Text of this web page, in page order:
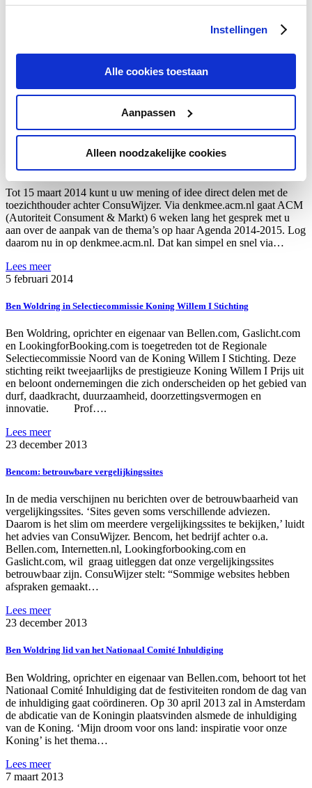
Instellingen
Alle cookies toestaan
Aanpassen
Alleen noodzakelijke cookies
Zoals jullie waarschijnlijk al is opgevallen, hebben we Bellen.com
vernieuwd. Sinds 9 april is de website volledig opgefrist. Op de
toestellen en abonnementen, praat je mee in ons forum, vind je
reviews van mobiele providers en krijg je een nóg
14 april 2014
Tot 15 maart 2014 kunt u uw mening of idee direct delen met de
toezichthouder achter ConsuWijzer. Via denkmee.acm.nl gaat ACM
(Autoriteit Consument & Markt) 6 weken lang het gesprek met u
aan over de aanpak van de thema’s op haar Agenda 2014-2015. Log
daarom nu in op denkmee.acm.nl. Dat kan simpel en snel via…
Lees meer
5 februari 2014
Ben Woldring in Selectiecommissie Koning Willem I Stichting
Ben Woldring, oprichter en eigenaar van Bellen.com, Gaslicht.com
en LookingforBooking.com is toegetreden tot de Regionale
Selectiecommissie Noord van de Koning Willem I Stichting. Deze
stichting reikt tweejaarlijks de prestigieuze Koning Willem I Prijs uit
en beloont ondernemingen die zich onderscheiden op het gebied van
durf, daadkracht, duurzaamheid, doorzettingsvermogen en
innovatie. Prof….
Lees meer
23 december 2013
Bencom: betrouwbare vergelijkingssites
In de media verschijnen nu berichten over de betrouwbaarheid van
vergelijkingssites. ‘Sites geven soms verschillende adviezen.
Daarom is het slim om meerdere vergelijkingssites te bekijken,’ luidt
het advies van ConsuWijzer. Bencom, het bedrijf achter o.a.
Bellen.com, Internetten.nl, Lookingforbooking.com en
Gaslicht.com, wil graag uitleggen dat onze vergelijkingssites
betrouwbaar zijn. ConsuWijzer stelt: “Sommige websites hebben
afspraken gemaakt…
Lees meer
23 december 2013
Ben Woldring lid van het Nationaal Comité Inhuldiging
Ben Woldring, oprichter en eigenaar van Bellen.com, behoort tot het
Nationaal Comité Inhuldiging dat de festiviteiten rondom de dag van
de inhuldiging gaat coördineren. Op 30 april 2013 zal in Amsterdam
de abdicatie van de Koningin plaatsvinden alsmede de inhuldiging
van de Koning. ‘Mijn droom voor ons land: inspiratie voor onze
Koning’ is het thema…
Lees meer
7 maart 2013